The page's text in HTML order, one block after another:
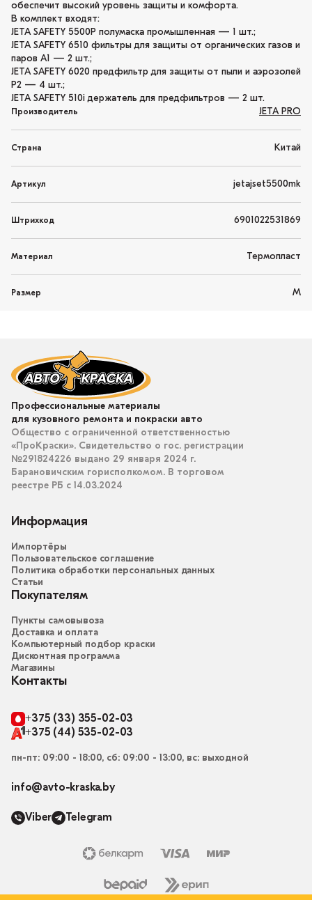
обеспечит высокий уровень защиты и комфорта.
В комплект входят:
JETA SAFETY 5500P полумаска промышленная — 1 шт.;
JETA SAFETY 6510 фильтры для защиты от органических газов и
паров A1 — 2 шт.;
JETA SAFETY 6020 предфильтр для защиты от пыли и аэрозолей
P2 — 4 шт.;
JETA SAFETY 510i держатель для предфильтров — 2 шт.
Производитель JETA PRO
Страна Китай
Артикул jetajset5500mk
Штрихкод 6901022531869
Материал Термопласт
Размер M
Профессиональные материалы
для кузовного ремонта и покраски авто
Общество с ограниченной ответственностью
«ПроКраски». Свидетельство о гос. регистрации
№291824226 выдано 29 января 2024 г.
Барановичским горисполкомом. В торговом
реестре РБ с 14.03.2024
Информация
Импортёры
Пользовательское соглашение
Политика обработки персональных данных
Статьи
Покупателям
Пункты самовывоза
Доставка и оплата
Компьютерный подбор краски
Дисконтная программа
Магазины
Контакты
+375 (33) 355-02-03
+375 (44) 535-02-03
пн-пт: 09:00 - 18:00, сб: 09:00 - 13:00, вс: выходной
info@avto-kraska.by
Viber Telegram